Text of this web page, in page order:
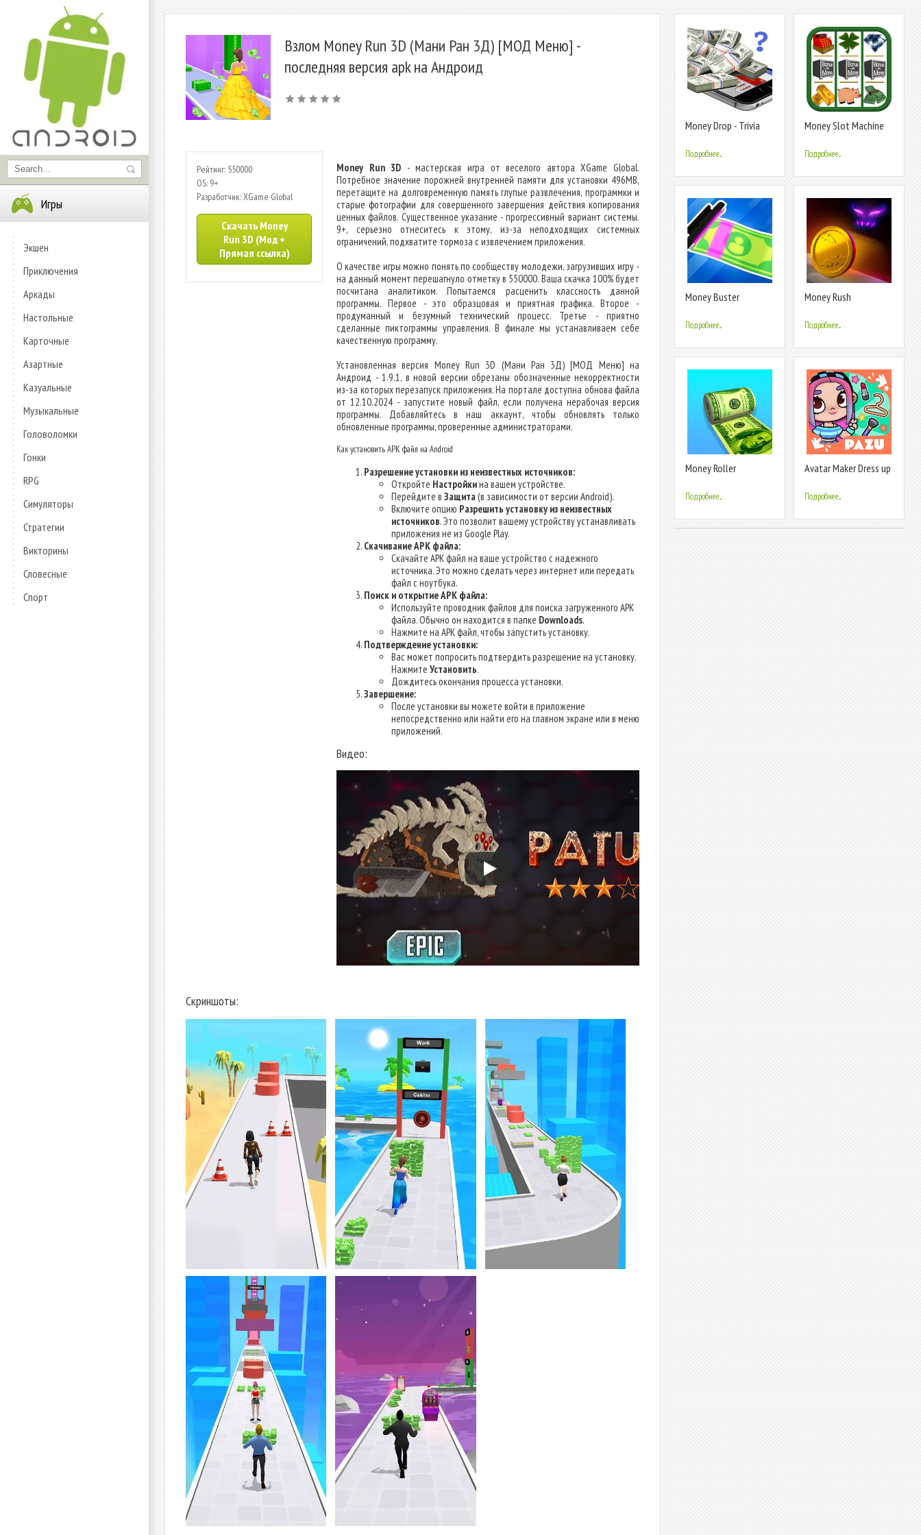
Игры
Экшен
Приключения
Аркады
Настольные
Карточные
Азартные
Казуальные
Музыкальные
Головоломки
Гонки
RPG
Симуляторы
Стратегии
Викторины
Словесные
Спорт
Взлом Money Run 3D (Мани Ран 3Д) [МОД Меню] -
последняя версия apk на Андроид
Рейтинг: 550000
OS: 9+
Разработчик: XGame Global
Скачать Money
Run 3D (Мод +
Прямая ссылка)
Money Run 3D - мастерская игра от веселого автора XGame Global.
Потребное значение порожней внутренней памяти для установки 496MB,
перетащите на долговременную память глупые развлечения, программки и
старые фотографии для совершенного завершения действия копирования
ценных файлов. Существенное указание - прогрессивный вариант системы.
9+, серьезно отнеситесь к этому, из-за неподходящих системных
ограничений, подхватите тормоза с извлечением приложения.
О качестве игры можно понять по сообществу молодежи, загрузивших игру -
на данный момент перешагнуло отметку в 550000. Ваша скачка 100% будет
посчитана аналитиком. Попытаемся расценить классность данной
программы. Первое - это образцовая и приятная графика. Второе -
продуманный и безумный технический процесс. Третье - приятно
сделанные пиктограммы управления. В финале мы устанавливаем себе
качественную программу.
Установленная версия Money Run 3D (Мани Ран 3Д) [МОД Меню] на
Андроид - 1.9.1, в новой версии обрезаны обозначенные некорректности
из-за которых перезапуск приложения. На портале доступна обнова файла
от 12.10.2024 - запустите новый файл, если получена нерабочая версия
программы. Добавляйтесь в наш аккаунт, чтобы обновлять только
обновленные программы, проверенные администраторами.
Как установить APK файл на Android
Разрешение установки из неизвестных источников:
Откройте Настройкина вашем устройстве.
Перейдите в Защита(в зависимости от версии Android).
Включите опцию Разрешить установку из неизвестных
источников. Это позволит вашему устройству устанавливать
приложения не из Google Play.
Скачивание APK файла:
Скачайте APK файл на ваше устройство с надежного
источника. Это можно сделать через интернет или передать
файл с ноутбука.
Поиск и открытие APK файла:
Используйте проводник файлов для поиска загруженного APK
файла. Обычно он находится в папке Downloads.
Нажмите на APK файл, чтобы запустить установку.
Подтверждение установки:
Вас может попросить подтвердить разрешение на установку.
Нажмите Установить.
Дождитесь окончания процесса установки.
Завершение:
После установки вы можете войти в приложение
непосредственно или найти его на главном экране или в меню
приложений.
Видео:
Скриншоты:
Money Drop - Trivia
Подробнее...
Money Slot Machine
Подробнее...
Money Buster
Подробнее...
Money Rush
Подробнее...
Money Roller
Подробнее...
Avatar Maker Dress up
Подробнее...